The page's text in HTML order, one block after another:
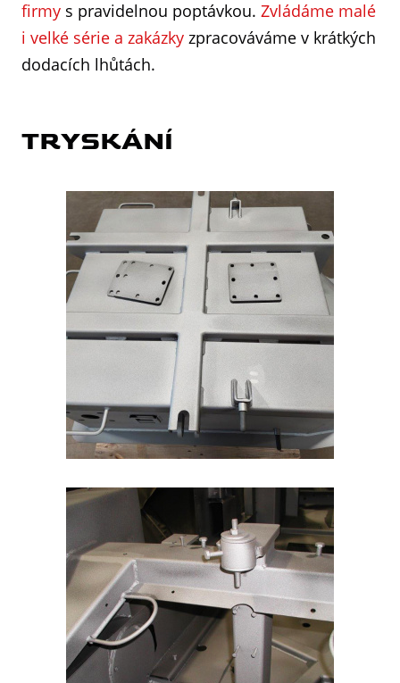
firmy s pravidelnou poptávkou. Zvládáme malé
i velké série a zakázky zpracováváme v krátkých
dodacích lhůtách.
TRYSKÁNÍ